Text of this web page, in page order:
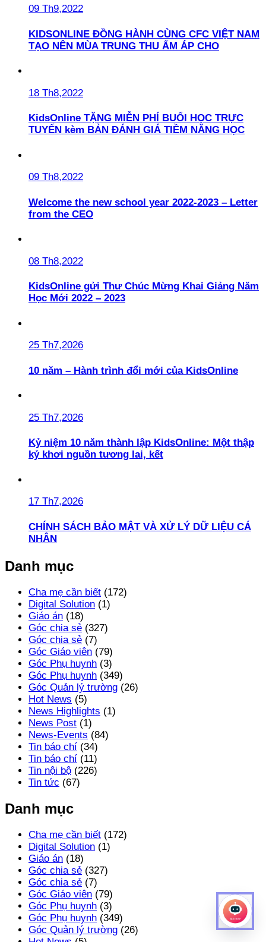
09 Th9,2022
KIDSONLINE ĐỒNG HÀNH CÙNG CFC VIỆT NAM
TẠO NÊN MÙA TRUNG THU ẤM ÁP CHO
18 Th8,2022
KidsOnline TẶNG MIỄN PHÍ BUỔI HỌC TRỰC
TUYẾN kèm BẢN ĐÁNH GIÁ TIỀM NĂNG HỌC
09 Th8,2022
Welcome the new school year 2022-2023 – Letter
from the CEO
08 Th8,2022
KidsOnline gửi Thư Chúc Mừng Khai Giảng Năm
Học Mới 2022 – 2023
25 Th7,2026
10 năm – Hành trình đổi mới của KidsOnline
25 Th7,2026
Kỷ niệm 10 năm thành lập KidsOnline: Một thập
kỷ khơi nguồn tương lai, kết
17 Th7,2026
CHÍNH SÁCH BẢO MẬT VÀ XỬ LÝ DỮ LIỆU CÁ
NHÂN
Danh mục
Cha mẹ cần biết (172)
Digital Solution (1)
Giáo án (18)
Góc chia sẻ (327)
Góc chia sẻ (7)
Góc Giáo viên (79)
Góc Phụ huynh (3)
Góc Phụ huynh (349)
Góc Quản lý trường (26)
Hot News (5)
News Highlights (1)
News Post (1)
News-Events (84)
Tin báo chí (34)
Tin báo chí (11)
Tin nội bộ (226)
Tin tức (67)
Danh mục
Cha mẹ cần biết (172)
Digital Solution (1)
Giáo án (18)
Góc chia sẻ (327)
Góc chia sẻ (7)
Góc Giáo viên (79)
Góc Phụ huynh (3)
Góc Phụ huynh (349)
Góc Quản lý trường (26)